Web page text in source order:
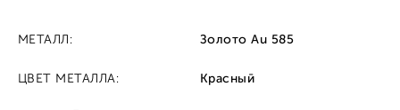
МЕТАЛЛ: Золото Au 585
ЦВЕТ МЕТАЛЛА: Красный